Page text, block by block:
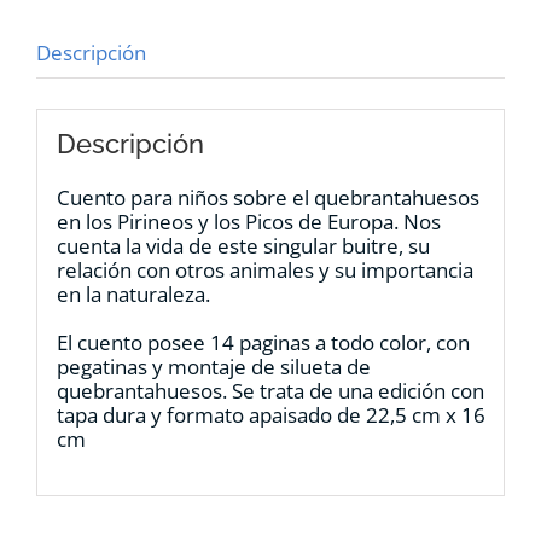
Descripción
Descripción
Cuento para niños sobre el quebrantahuesos
en los Pirineos y los Picos de Europa. Nos
cuenta la vida de este singular buitre, su
relación con otros animales y su importancia
en la naturaleza.
El cuento posee 14 paginas a todo color, con
pegatinas y montaje de silueta de
quebrantahuesos. Se trata de una edición con
tapa dura y formato apaisado de 22,5 cm x 16
cm